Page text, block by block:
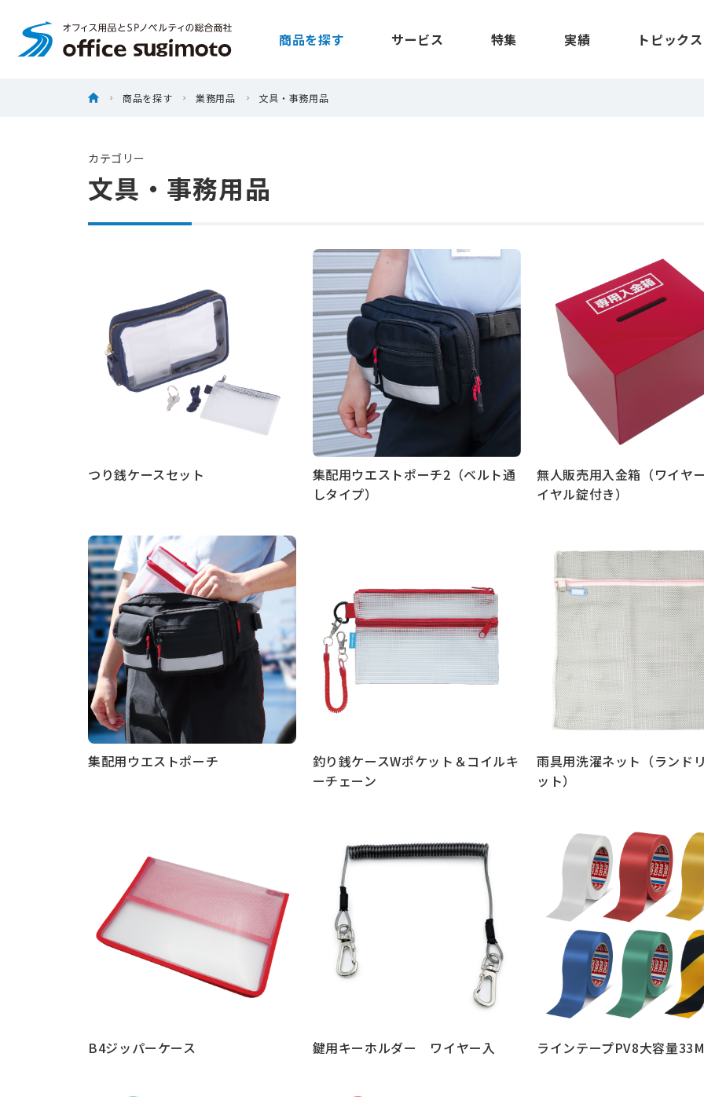
株式会社オフィススギモト 商品を探す サービス 特集 実績 トピックス
ホーム
商品を探す 業務用品 文具・事務用品
文具・事務用品
カテゴリー
つり銭ケースセット
集配用ウエストポーチ2（ベルト通
しタイプ）
無人販売用入金箱（ワイヤ
イヤル錠付き）
集配用ウエストポーチ
釣り銭ケースWポケット＆コイルキ
ーチェーン
雨具用洗濯ネット（ランド
ット）
B4ジッパーケース
鍵用キーホルダー ワイヤー入
ラインテープPV8大容量